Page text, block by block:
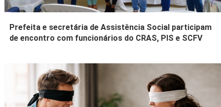
Prefeita e secretária de Assistência Social participam
de encontro com funcionários do CRAS, PIS e SCFV